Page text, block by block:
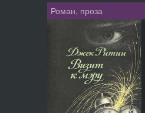
Роман, проза